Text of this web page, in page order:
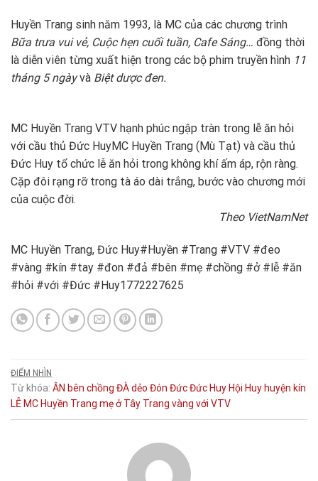
Huyền Trang sinh năm 1993, là MC của các chương trình
Bữa trưa vui vẻ, Cuộc hẹn cuối tuần, Cafe Sáng… đồng thời
là diễn viên từng xuất hiện trong các bộ phim truyền hình 11
tháng 5 ngàyvà Biệt dược đen.
MC Huyền Trang VTV hạnh phúc ngập tràn trong lễ ăn hỏi
với cầu thủ Đức HuyMC Huyền Trang (Mù Tạt) và cầu thủ
Đức Huy tổ chức lễ ăn hỏi trong không khí ấm áp, rộn ràng.
Cặp đôi rạng rỡ trong tà áo dài trắng, bước vào chương mới
của cuộc đời.
Theo VietNamNet
MC Huyền Trang, Đức Huy#Huyền #Trang #VTV #đeo
#vàng #kín #tay #đon #đả #bên #mẹ #chồng #ở #lễ #ăn
#hỏi #với #Đức #Huy1772227625
ĐIỂM NHÌN
Từ khóa: ÂN bên chồng ĐÀdẻo Đón ĐứcĐức HuyHội Huyhuyện kín
LỄMC Huyền Trang mẹở Tây Trang vàng với VTV